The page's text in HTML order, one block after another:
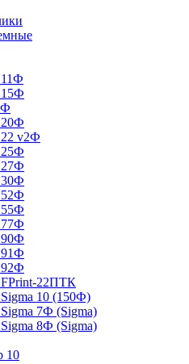
v2Ф
22ПТК
10 (150Ф)
7Ф (Sigma)
8Ф (Sigma)
10